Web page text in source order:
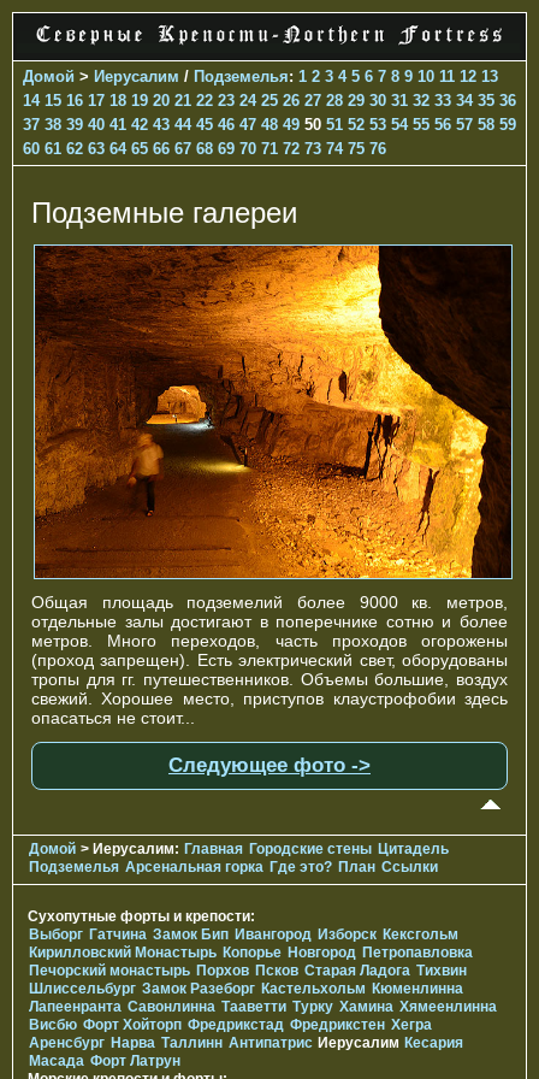
Домой > Иерусалим / Подземелья: 1 2 3 4 5 6 7 8 9 10 11 12 13
14 15 16 17 18 19 20 21 22 23 24 25 26 27 28 29 30 31 32 33 34 35 36
37 38 39 40 41 42 43 44 45 46 47 48 49 50 51 52 53 54 55 56 57 58 59
60 61 62 63 64 65 66 67 68 69 70 71 72 73 74 75 76
Подземные галереи
Общая площадь подземелий более 9000 кв. метров,
отдельные залы достигают в поперечнике сотню и более
метров. Много переходов, часть проходов огорожены
(проход запрещен). Есть электрический свет, оборудованы
тропы для гг. путешественников. Объемы большие, воздух
свежий. Хорошее место, приступов клаустрофобии здесь
опасаться не стоит...
Следующее фото ->
Домой > Иерусалим: Главная Городские стены Цитадель
Подземелья Арсенальная горка Где это? План Ссылки
Сухопутные форты и крепости:
Выборг Гатчина Замок Бип Ивангород Изборск Кексгольм
Кирилловский Монастырь Копорье Новгород Петропавловка
Печорcкий монастырь Порхов Псков Старая Ладога Тихвин
Шлиссельбург Замок Разеборг Кастельхольм Кюменлинна
Лапеенранта Савонлинна Тааветти Турку Хамина Хямеенлинна
Висбю Форт Хойторп Фредрикстад Фредрикстен Хегра
Аренсбург Нарва Таллинн Антипатрис Иерусалим Кесария
Масада Форт Латрун